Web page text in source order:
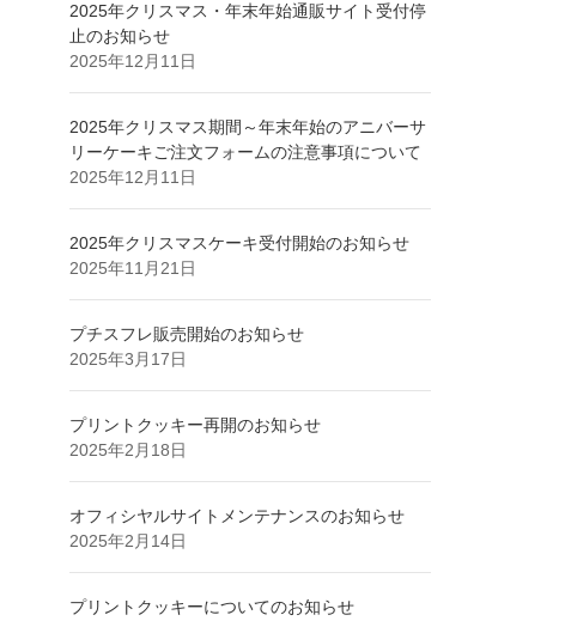
2025年クリスマス・年末年始通販サイト受付停
止のお知らせ
2025年12月11日
2025年クリスマス期間～年末年始のアニバーサ
リーケーキご注文フォームの注意事項について
2025年12月11日
2025年クリスマスケーキ受付開始のお知らせ
2025年11月21日
プチスフレ販売開始のお知らせ
2025年3月17日
プリントクッキー再開のお知らせ
2025年2月18日
オフィシヤルサイトメンテナンスのお知らせ
2025年2月14日
プリントクッキーについてのお知らせ